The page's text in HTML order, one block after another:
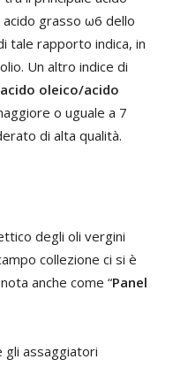
acido grasso ω6 dello
tale rapporto indica, in
Un altro indice di
oleico/acido
o uguale a 7
di alta qualità.
degli oli vergini
collezione ci si è
anche come “Panel
gli assaggiatori